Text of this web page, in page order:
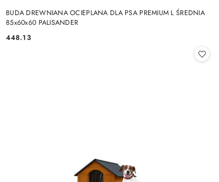
BUDA DREWNIANA OCIEPLANA DLA PSA PREMIUM L ŚREDNIA
85x60x60 PALISANDER
Cena:
448.13